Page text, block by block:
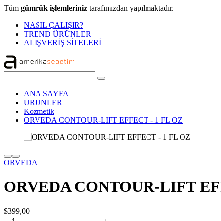
Tüm gümrük işlemleriniz tarafımızdan yapılmaktadır.
NASIL ÇALIŞIR?
TREND ÜRÜNLER
ALIŞVERİŞ SİTELERİ
ANA SAYFA
URUNLER
Kozmetik
ORVEDA CONTOUR-LIFT EFFECT - 1 FL OZ
ORVEDA
ORVEDA CONTOUR-LIFT
$399,00